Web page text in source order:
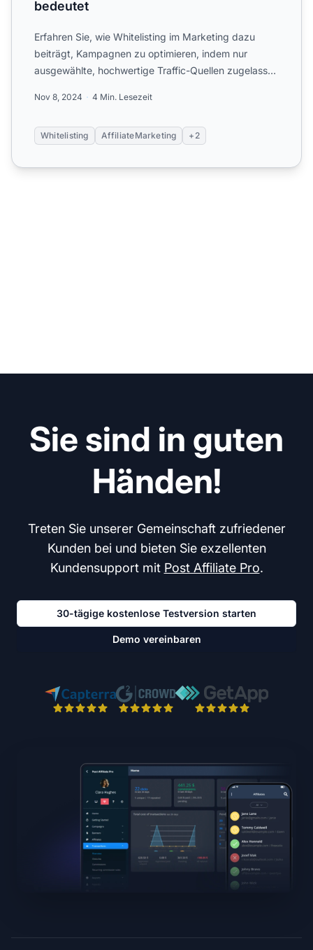
bedeutet
Erfahren Sie, wie Whitelisting im Marketing dazu
beiträgt, Kampagnen zu optimieren, indem nur
ausgewählte, hochwertige Traffic-Quellen zugelassen
Nov 8, 2024 4 Min. Lesezeit
Whitelisting AffiliateMarketing +2
Sie sind in guten
Händen!
Treten Sie unserer Gemeinschaft zufriedener
Kunden bei und bieten Sie exzellenten
Kundensupport mit Post Affiliate Pro.
30-tägige kostenlose Testversion starten
Demo vereinbaren